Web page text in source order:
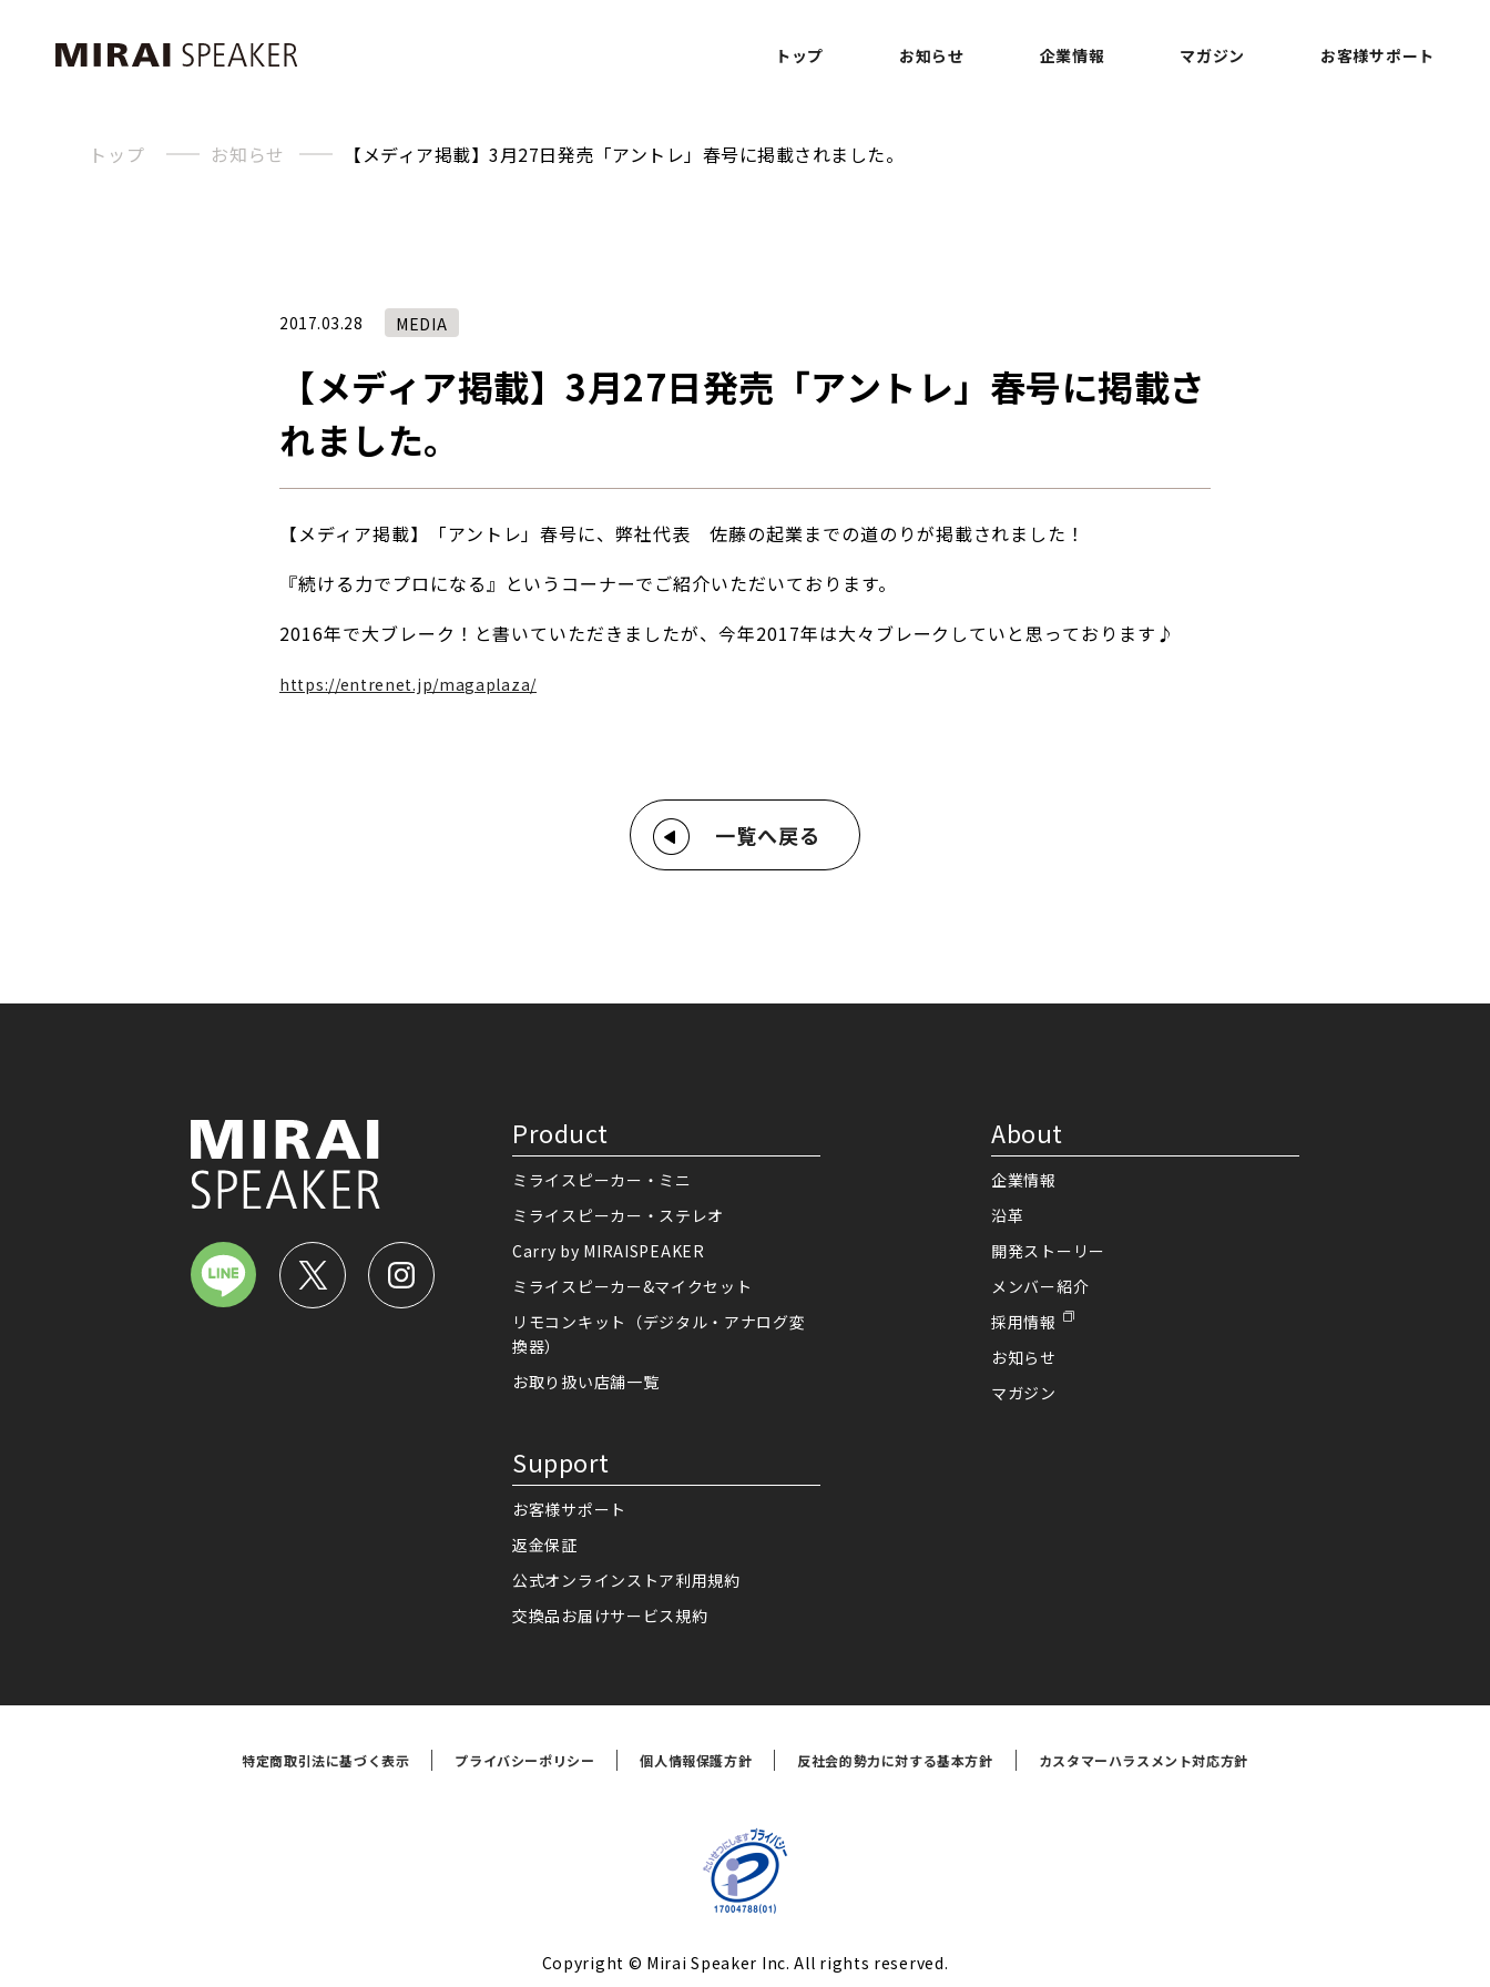
トップ お知らせ 企業情報 マガジン お客様サポート
トップ お知らせ 【メディア掲載】3月27日発売「アントレ」春号に掲載されました。
2017.03.28 MEDIA
【メディア掲載】3月27日発売「アントレ」春号に掲載さ
れました。
【メディア掲載】「アントレ」春号に、弊社代表 佐藤の起業までの道のりが掲載されました！
『続ける力でプロになる』というコーナーでご紹介いただいております。
2016年で大ブレーク！と書いていただきましたが、今年2017年は大々ブレークしていと思っております♪
https://entrenet.jp/magaplaza/
一覧へ戻る
Product
ミライスピーカー・ミニ
ミライスピーカー・ステレオ
Carry by MIRAISPEAKER
ミライスピーカー&マイクセット
リモコンキット（デジタル・アナログ変
換器）
お取り扱い店舗一覧
Support
お客様サポート
返金保証
公式オンラインストア利用規約
交換品お届けサービス規約
About
企業情報
沿革
開発ストーリー
メンバー紹介
採用情報
お知らせ
マガジン
特定商取引法に基づく表示 プライバシーポリシー 個人情報保護方針 反社会的勢力に対する基本方針 カスタマーハラスメント対応方針
Copyright © Mirai Speaker Inc. All rights reserved.